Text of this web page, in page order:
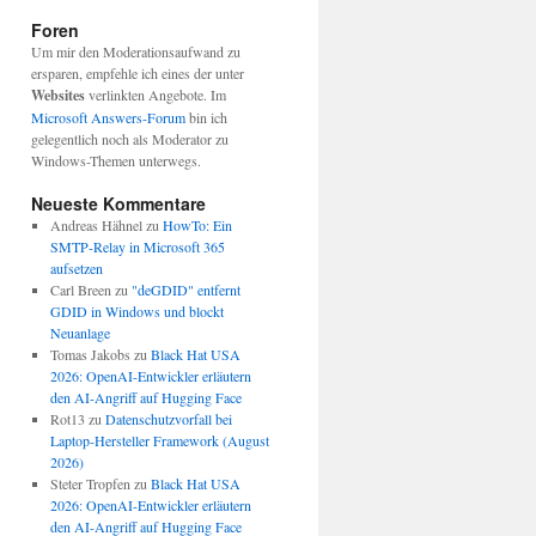
Foren
Um mir den Moderationsaufwand zu
ersparen, empfehle ich eines der unter
Websitesverlinkten Angebote. Im
Microsoft Answers-Forumbin ich
gelegentlich noch als Moderator zu
Windows-Themen unterwegs.
Neueste Kommentare
Andreas Hähnelzu HowTo: Ein
SMTP-Relay in Microsoft 365
aufsetzen
Carl Breen zu "deGDID" entfernt
GDID in Windows und blockt
Neuanlage
Tomas Jakobs zu Black Hat USA
2026: OpenAI-Entwickler erläutern
den AI-Angriff auf Hugging Face
Rot13 zu Datenschutzvorfall bei
Laptop-Hersteller Framework (August
2026)
Steter Tropfen zu Black Hat USA
2026: OpenAI-Entwickler erläutern
den AI-Angriff auf Hugging Face